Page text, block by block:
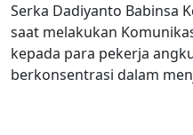
Serka Dadiyanto Babinsa
saat melakukan
kepada para pekerja
berkonsentrasi dalam